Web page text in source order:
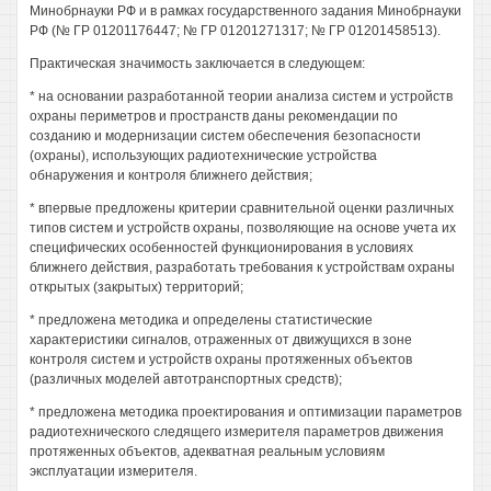
Минобрнауки РФ и в рамках государственного задания Минобрнауки
РФ (№ ГР 01201176447; № ГР 01201271317; № ГР 01201458513).
Практическая значимость заключается в следующем:
* на основании разработанной теории анализа систем и устройств
охраны периметров и пространств даны рекомендации по
созданию и модернизации систем обеспечения безопасности
(охраны), использующих радиотехнические устройства
обнаружения и контроля ближнего действия;
* впервые предложены критерии сравнительной оценки различных
типов систем и устройств охраны, позволяющие на основе учета их
специфических особенностей функционирования в условиях
ближнего действия, разработать требования к устройствам охраны
открытых (закрытых) территорий;
* предложена методика и определены статистические
характеристики сигналов, отраженных от движущихся в зоне
контроля систем и устройств охраны протяженных объектов
(различных моделей автотранспортных средств);
* предложена методика проектирования и оптимизации параметров
радиотехнического следящего измерителя параметров движения
протяженных объектов, адекватная реальным условиям
эксплуатации измерителя.